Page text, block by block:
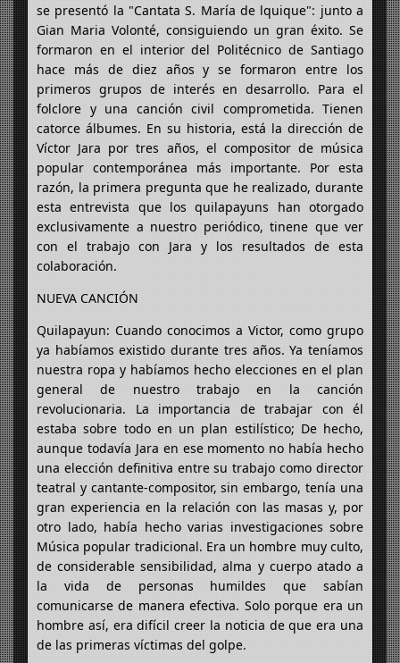
se presentó la "Cantata S. María de lquique": junto a
Gian Maria Volonté, consiguiendo un gran éxito. Se
formaron en el interior del Politécnico de Santiago
hace más de diez años y se formaron entre los
primeros grupos de interés en desarrollo. Para el
folclore y una canción civil comprometida. Tienen
catorce álbumes. En su historia, está la dirección de
Víctor Jara por tres años, el compositor de música
popular contemporánea más importante. Por esta
razón, la primera pregunta que he realizado, durante
esta entrevista que los quilapayuns han otorgado
exclusivamente a nuestro periódico, tinene que ver
con el trabajo con Jara y los resultados de esta
colaboración.
NUEVA CANCIÓN
Quilapayun: Cuando conocimos a Victor, como grupo
ya habíamos existido durante tres años. Ya teníamos
nuestra ropa y habíamos hecho elecciones en el plan
general de nuestro trabajo en la canción
revolucionaria. La importancia de trabajar con él
estaba sobre todo en un plan estilístico; De hecho,
aunque todavía Jara en ese momento no había hecho
una elección definitiva entre su trabajo como director
teatral y cantante-compositor, sin embargo, tenía una
gran experiencia en la relación con las masas y, por
otro lado, había hecho varias investigaciones sobre
Música popular tradicional. Era un hombre muy culto,
de considerable sensibilidad, alma y cuerpo atado a
la vida de personas humildes que sabían
comunicarse de manera efectiva. Solo porque era un
hombre así, era difícil creer la noticia de que era una
de las primeras víctimas del golpe.